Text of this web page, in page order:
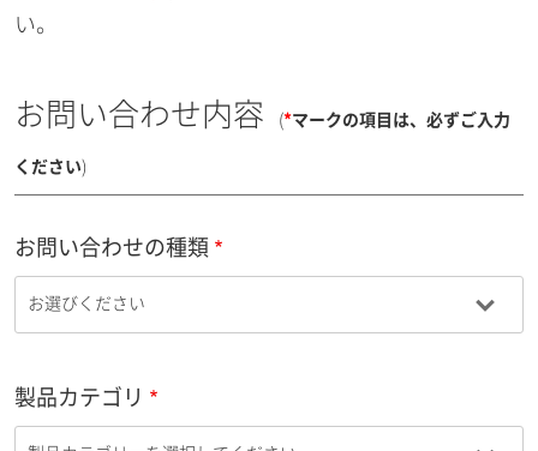
い。
お問い合わせ内容 (*マークの項目は、必ずご入力
ください)
お問い合わせの種類
製品カテゴリ